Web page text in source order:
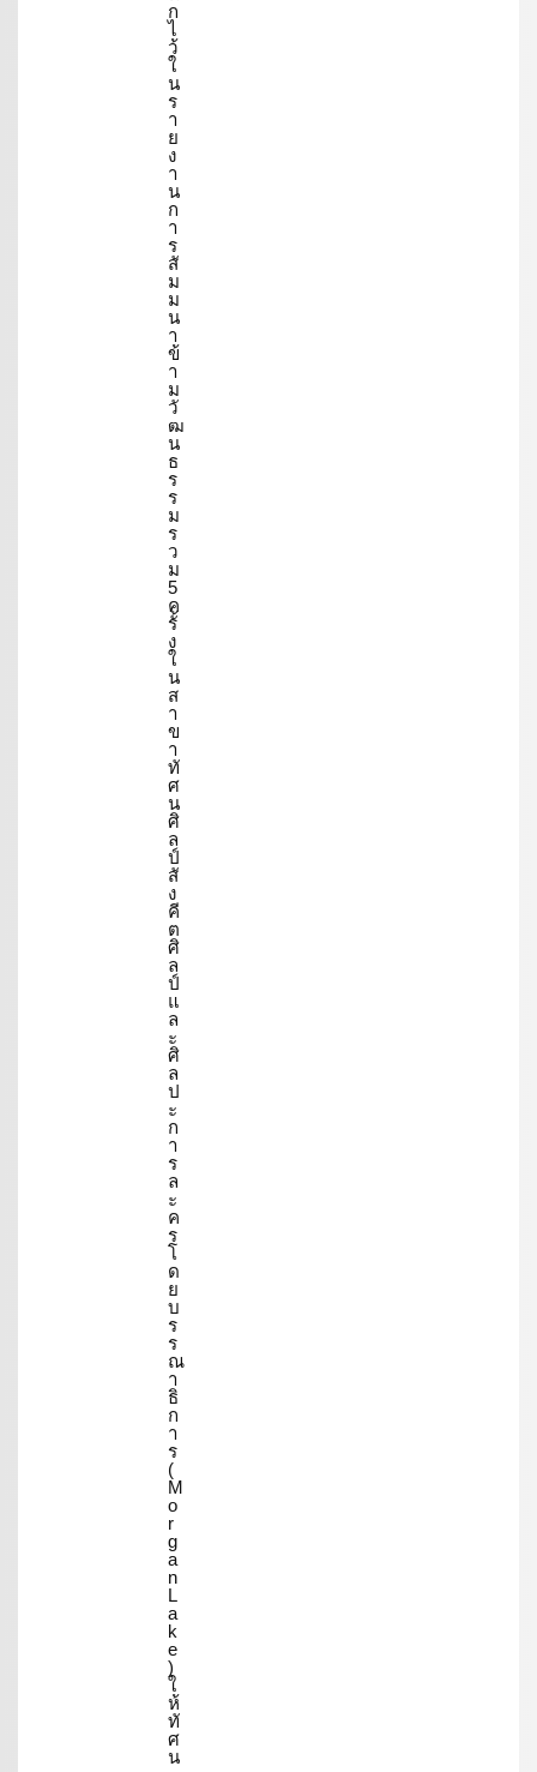
ก
ไ
ว้
ใ
น
ร
า
ย
ง
า
น
ก
า
ร
สั
ม
ม
น
า
ข้
า
ม
วั
ฒ
น
ธ
ร
ร
ม
ร
ว
ม
5
ค
รั้
ง
ใ
น
ส
า
ข
า
ทั
ศ
น
ศิ
ล
ป์
สั
ง
คี
ต
ศิ
ล
ป์
แ
ล
ะ
ศิ
ล
ป
ะ
ก
า
ร
ล
ะ
ค
ร
โ
ด
ย
บ
ร
ร
ณ
า
ธิ
ก
า
ร
(
M
o
r
g
a
n
L
a
k
e
)
ใ
ห้
ทั
ศ
น